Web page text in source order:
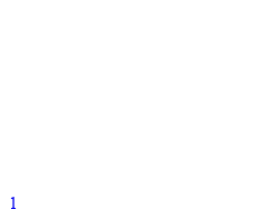
1